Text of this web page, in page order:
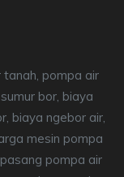
tanah, pompa air
bor, biaya
biaya ngebor air,
mesin pompa
pompa air